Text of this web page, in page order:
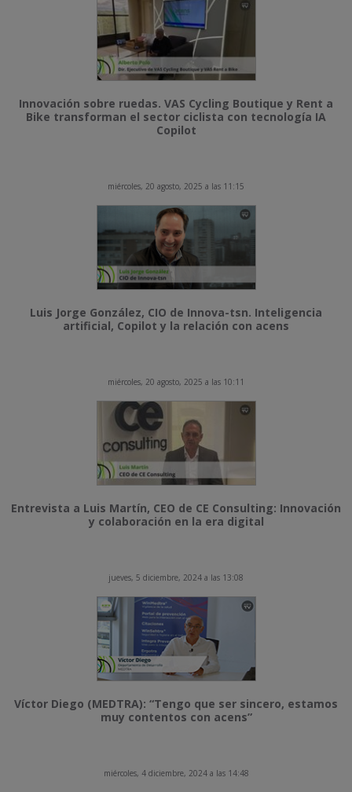
Innovación sobre ruedas. VAS Cycling Boutique y Rent a
Bike transforman el sector ciclista con tecnología IA
Copilot
miércoles, 20 agosto, 2025 a las 11:15
Luis Jorge González, CIO de Innova-tsn. Inteligencia
artificial, Copilot y la relación con acens
miércoles, 20 agosto, 2025 a las 10:11
Entrevista a Luis Martín, CEO de CE Consulting: Innovación
y colaboración en la era digital
jueves, 5 diciembre, 2024 a las 13:08
Víctor Diego (MEDTRA): “Tengo que ser sincero, estamos
muy contentos con acens”
miércoles, 4 diciembre, 2024 a las 14:48